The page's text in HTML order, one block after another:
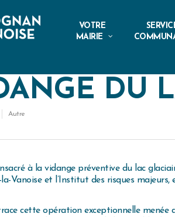
VOTRE
MAIRIE
DU
Autre
à la vidange préventive du lac
Vanoise et l’Institut des risques majeurs,
cette opération exceptionnelle menée